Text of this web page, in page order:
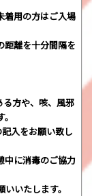
着用の方はご入場
距離を十分間隔を
る方や、咳、風邪
入をお願い致し
中に消毒のご協力
いたします。